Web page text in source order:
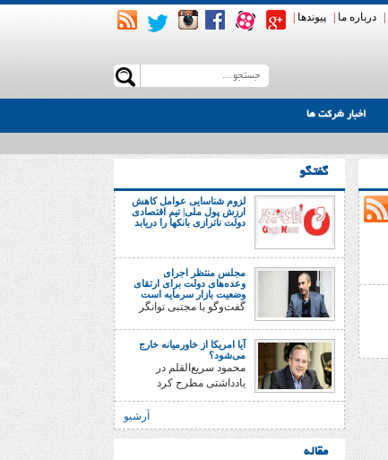
درباره ما پیوندها
اخبار شرکت ها
گفتگو
لزوم شناسایی عوامل کاهش
ارزش پول ملی| تیم اقتصادی
دولت ناترازی بانکها را دریابد
مجلس منتظر اجرای
وعده‌های دولت برای ارتقای
وضعیت بازار سرمایه است
گفت‌وگو با مجتبی توانگر
آیا امریکا از خاورمیانه خارج
می‌شود؟
محمود سریع‌القلم در
یادداشتی مطرح کرد
آرشیو
مقاله